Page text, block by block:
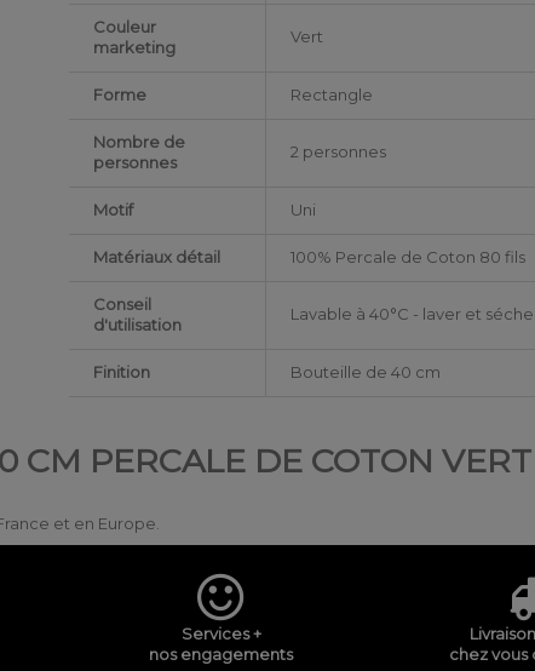
Couleur
marketing
Vert
Forme Rectangle
Nombre de
personnes
2 personnes
Motif Uni
Matériaux détail 100% Percale de Coton 80 fils
Conseil
d'utilisation
Lavable à 40°C - laver et
Finition Bouteille de 40 cm
CM PERCALE DE COTON
et en Europe.
Services +
nos engagements
chez vous